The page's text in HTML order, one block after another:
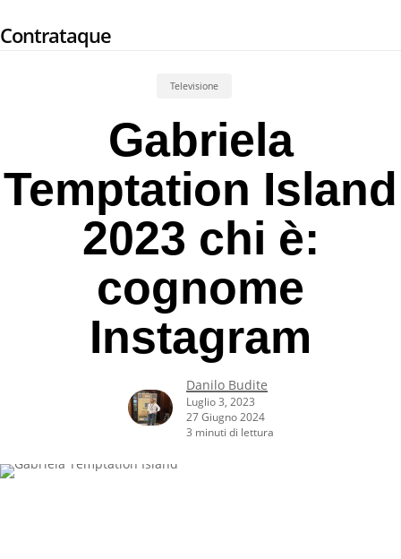
to
Contrataque
Televisione
Gabriela
Temptation Island
2023 chi è:
cognome
Instagram
Danilo Budite
Luglio 3, 2023
27 Giugno 2024
3 minuti di lettura